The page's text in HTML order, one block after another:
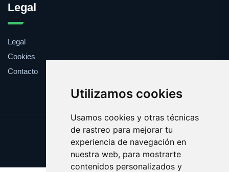
Utilizamos cookies
Usamos cookies y otras técnicas
de rastreo para mejorar tu
experiencia de navegación en
nuestra web, para mostrarte
contenidos personalizados y
Legal
Legal
Cookies
Contacto
Update cookies preferences
Copyright © 2025 bodeguita.es